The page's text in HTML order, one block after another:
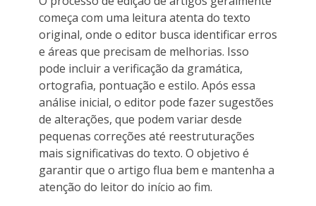
começa com uma leitura atenta do texto
original, onde o editor busca identificar erros
e áreas que precisam de melhorias. Isso
pode incluir a verificação da gramática,
ortografia, pontuação e estilo. Após essa
análise inicial, o editor pode fazer sugestões
de alterações, que podem variar desde
pequenas correções até reestruturações
mais significativas do texto. O objetivo é
garantir que o artigo flua bem e mantenha a
atenção do leitor do início ao fim.